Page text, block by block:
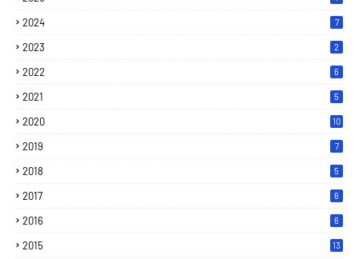
2024 7
2023 2
2022 6
2021 5
2020 10
2019 7
2018 5
2017 6
2016 6
2015 13